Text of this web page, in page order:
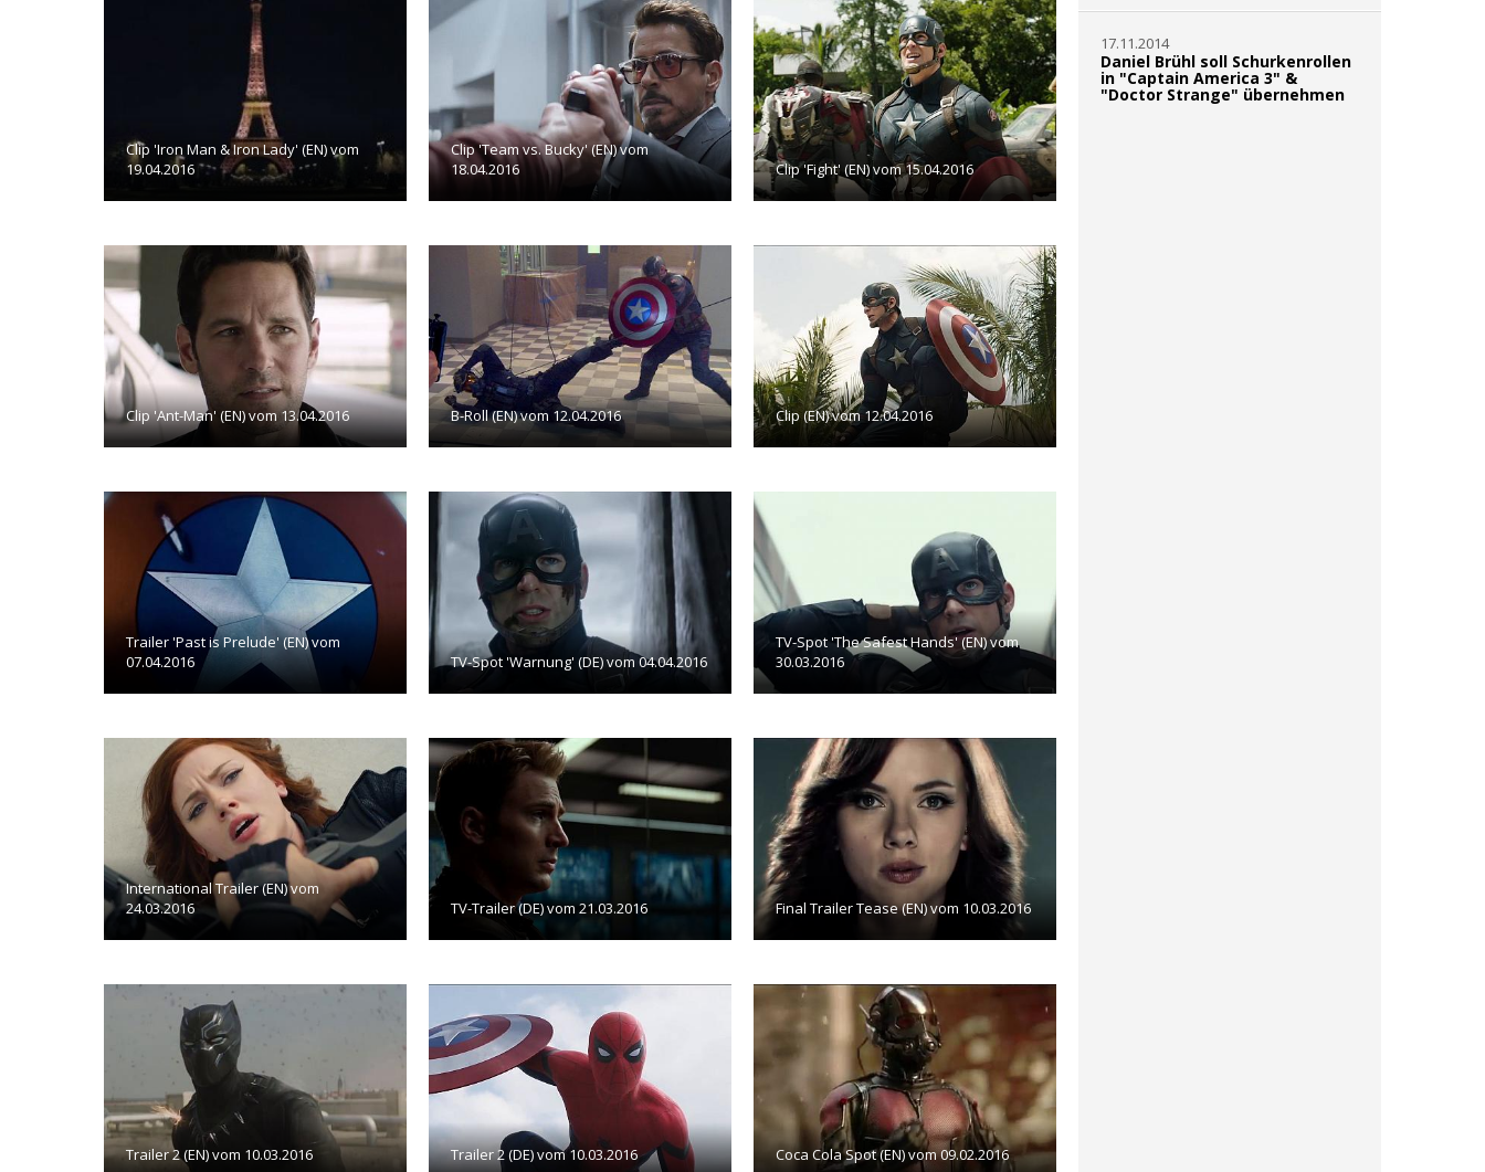
Clip 'Iron Man & Iron Lady' (EN) vom
19.04.2016
Clip 'Team vs. Bucky' (EN) vom
18.04.2016
Clip 'Fight' (EN) vom 15.04.2016
Clip 'Ant-Man' (EN) vom 13.04.2016 B-Roll (EN) vom 12.04.2016 Clip (EN) vom 12.04.2016
Trailer 'Past is Prelude' (EN) vom
07.04.2016
TV-Spot 'Warnung' (DE) vom 04.04.2016
TV-Spot 'The Safest Hands' (EN) vom
30.03.2016
International Trailer (EN) vom
24.03.2016
TV-Trailer (DE) vom 21.03.2016 Final Trailer Tease (EN) vom 10.03.2016
Trailer 2 (EN) vom 10.03.2016 Trailer 2 (DE) vom 10.03.2016 Coca Cola Spot (EN) vom 09.02.2016
17.11.2014
Daniel Brühl soll Schurkenrollen
in "Captain America 3" &
"Doctor Strange" übernehmen